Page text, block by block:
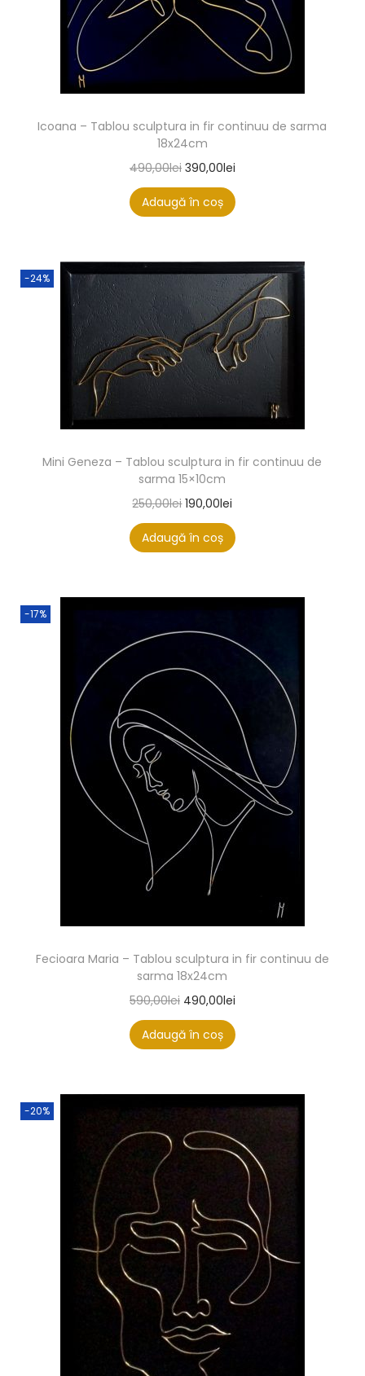
Icoana – Tablou sculptura in fir continuu de sarma
18x24cm
490,00lei 390,00lei
Adaugă în coș
-24%
Mini Geneza – Tablou sculptura in fir continuu de
sarma 15×10cm
250,00lei 190,00lei
Adaugă în coș
-17%
Fecioara Maria – Tablou sculptura in fir continuu de
sarma 18x24cm
590,00lei 490,00lei
Adaugă în coș
-20%